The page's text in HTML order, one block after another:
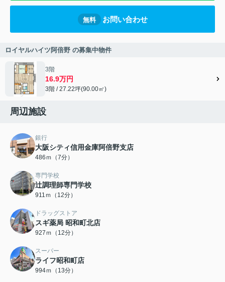
無料 お問い合わせ
ロイヤルハイツ阿倍野 の募集中物件
3階
16.9万円
3階 / 27.22坪(90.00㎡)
周辺施設
銀行
大阪シティ信用金庫阿倍野支店
486ｍ（7分）
専門学校
辻調理師専門学校
911ｍ（12分）
ドラッグストア
スギ薬局 昭和町北店
927ｍ（12分）
スーパー
ライフ昭和町店
994ｍ（13分）